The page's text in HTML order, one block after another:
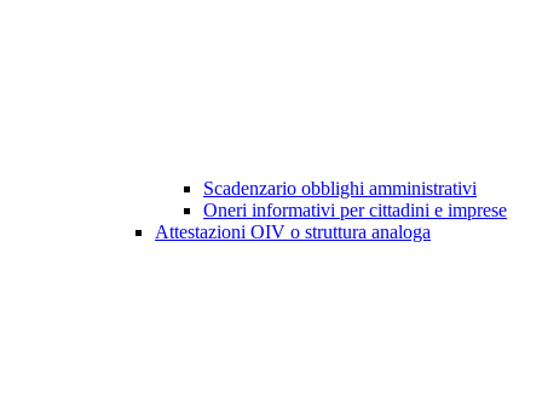
Scadenzario obblighi amministrativi
Oneri informativi per cittadini e imprese
Attestazioni OIV o struttura analoga